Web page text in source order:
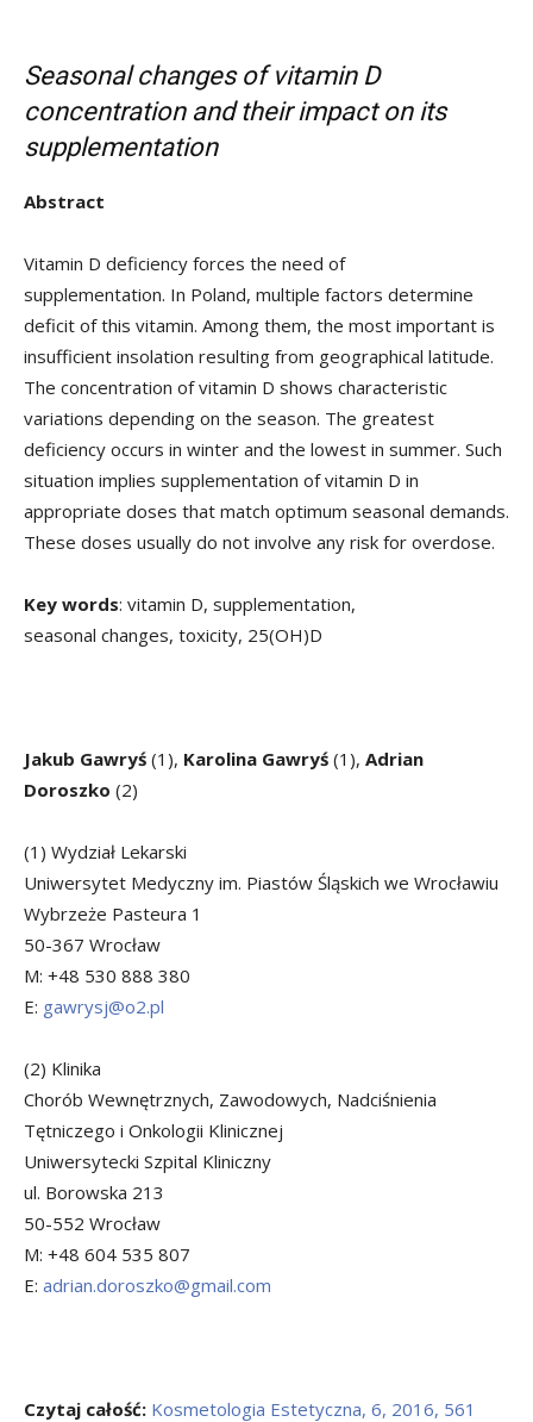
Seasonal changes of vitamin D
concentration and their impact on its
supplementation
Abstract
Vitamin D deficiency forces the need of
supplementation. In Poland, multiple factors determine
deficit of this vitamin. Among them, the most important is
insufficient insolation resulting from geographical latitude.
The concentration of vitamin D shows characteristic
variations depending on the season. The greatest
deficiency occurs in winter and the lowest in summer. Such
situation implies supplementation of vitamin D in
appropriate doses that match optimum seasonal demands.
These doses usually do not involve any risk for overdose.
Key words: vitamin D, supplementation,
seasonal changes, toxicity, 25(OH)D
Jakub Gawryś (1), Karolina Gawryś (1), Adrian
Doroszko (2)
(1) Wydział Lekarski
Uniwersytet Medyczny im. Piastów Śląskich we Wrocławiu
Wybrzeże Pasteura 1
50-367 Wrocław
M: +48 530 888 380
E: gawrysj@o2.pl
(2) Klinika
Chorób Wewnętrznych, Zawodowych, Nadciśnienia
Tętniczego i Onkologii Klinicznej
Uniwersytecki Szpital Kliniczny
ul. Borowska 213
50-552 Wrocław
M: +48 604 535 807
E: adrian.doroszko@gmail.com
Czytaj całość: Kosmetologia Estetyczna, 6, 2016, 561